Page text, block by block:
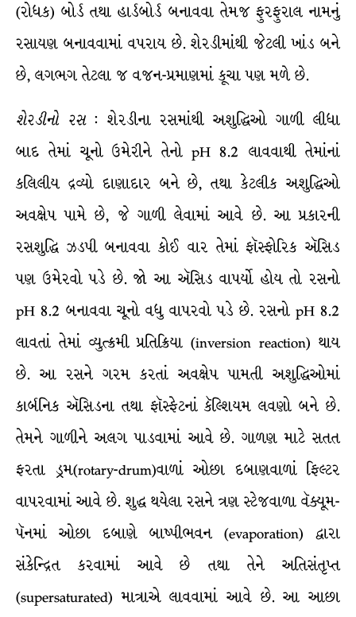
(રોધક) બોર્ડ તથા હાર્ડબોર્ડ બનાવવા તેમજ ફુરફુરાલ નામનું
રસાયણ બનાવવામાં વપરાય છે. શેરડીમાંથી જેટલી ખાંડ બને
છે, લગભગ તેટલા જ વજન-પ્રમાણમાં કૂચા પણ મળે છે.
શેરડીનો રસ: શેરડીના રસમાંથી અશુદ્ધિઓ ગાળી લીધા
બાદ તેમાં ચૂનો ઉમેરીને તેનો pH 8.2 લાવવાથી તેમાંનાં
કલિલીય દ્રવ્યો દાણાદાર બને છે, તથા કેટલીક અશુદ્ધિઓ
અવક્ષેપ પામે છે, જે ગાળી લેવામાં આવે છે. આ પ્રકારની
રસશુદ્ધિ ઝડપી બનાવવા કોઈ વાર તેમાં ફૉસ્ફોરિક ઍસિડ
પણ ઉમેરવો પડે છે. જો આ ઍસિડ વાપર્યો હોય તો રસનો
pH 8.2 બનાવવા ચૂનો વધુ વાપરવો પડે છે. રસનો pH 8.2
લાવતાં તેમાં વ્યુત્ક્રમી પ્રતિક્રિયા (inversion reaction) થાય
છે. આ રસને ગરમ કરતાં અવક્ષેપ પામતી અશુદ્ધિઓમાં
કાર્બનિક ઍસિડના તથા ફૉસ્ફેટનાં કૅલ્શિયમ લવણો બને છે.
તેમને ગાળીને અલગ પાડવામાં આવે છે. ગાળણ માટે સતત
ફરતા ડ્રમ(rotary-drum)વાળાં ઓછા દબાણવાળાં ફિલ્ટર
વાપરવામાં આવે છે. શુદ્ધ થયેલા રસને ત્રણ સ્ટેજવાળા વૅક્યૂમ-
પૅનમાં ઓછા દબાણે બાષ્પીભવન (evaporation) દ્વારા
સંકેન્દ્રિત કરવામાં આવે છે તથા તેને અતિસંતૃપ્ત
(supersaturated) માત્રાએ લાવવામાં આવે છે. આ આછા